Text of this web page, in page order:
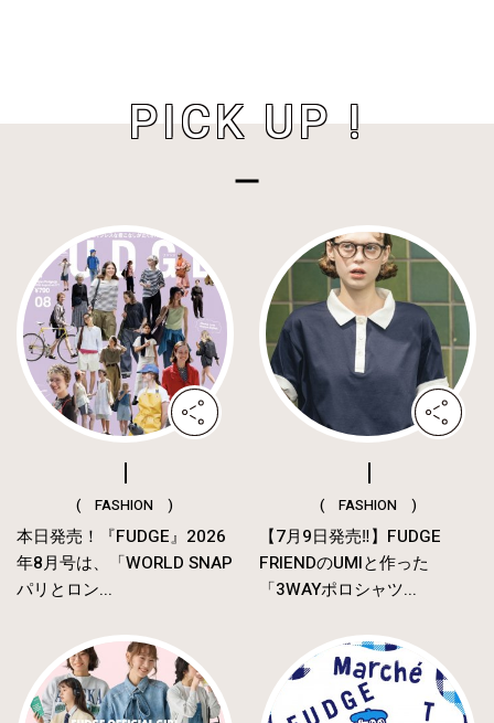
PICK UP !
( FASHION )
本日発売！『FUDGE』2026
年8月号は、「WORLD SNAP
パリとロン...
( FASHION )
【7月9日発売‼︎】FUDGE
FRIENDのUMIと作った
「3WAYポロシャツ...